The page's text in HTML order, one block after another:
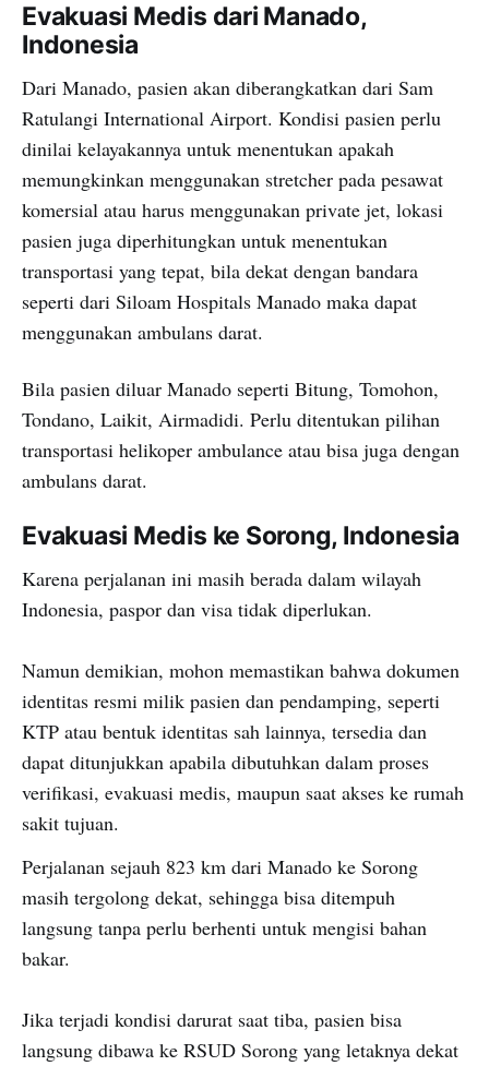
Evakuasi Medis dari Manado,
Indonesia
Dari Manado, pasien akan diberangkatkan dari Sam
Ratulangi International Airport. Kondisi pasien perlu
dinilai kelayakannya untuk menentukan apakah
memungkinkan menggunakan stretcher pada pesawat
komersial atau harus menggunakan private jet, lokasi
pasien juga diperhitungkan untuk menentukan
transportasi yang tepat, bila dekat dengan bandara
seperti dari Siloam Hospitals Manado maka dapat
menggunakan ambulans darat.
Bila pasien diluar Manado seperti Bitung, Tomohon,
Tondano, Laikit, Airmadidi. Perlu ditentukan pilihan
transportasi helikoper ambulance atau bisa juga dengan
ambulans darat.
Evakuasi Medis ke Sorong, Indonesia
Karena perjalanan ini masih berada dalam wilayah
Indonesia, paspor dan visa tidak diperlukan.
Namun demikian, mohon memastikan bahwa dokumen
identitas resmi milik pasien dan pendamping, seperti
KTP atau bentuk identitas sah lainnya, tersedia dan
dapat ditunjukkan apabila dibutuhkan dalam proses
verifikasi, evakuasi medis, maupun saat akses ke rumah
sakit tujuan.
Perjalanan sejauh 823 km dari Manado ke Sorong
masih tergolong dekat, sehingga bisa ditempuh
langsung tanpa perlu berhenti untuk mengisi bahan
bakar.
Jika terjadi kondisi darurat saat tiba, pasien bisa
langsung dibawa ke RSUD Sorong yang letaknya dekat